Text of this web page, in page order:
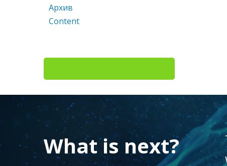
Архив
Content
What is next?